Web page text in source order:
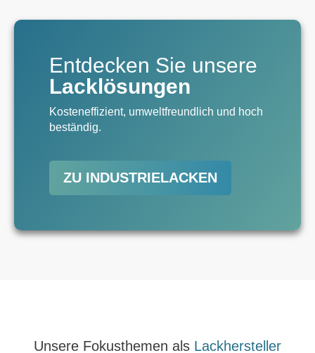
Entdecken Sie unsere
Lacklösungen
Kosteneffizient, umweltfreundlich und hoch
beständig.
ZU INDUSTRIELACKEN
Unsere Fokusthemen als Lackhersteller